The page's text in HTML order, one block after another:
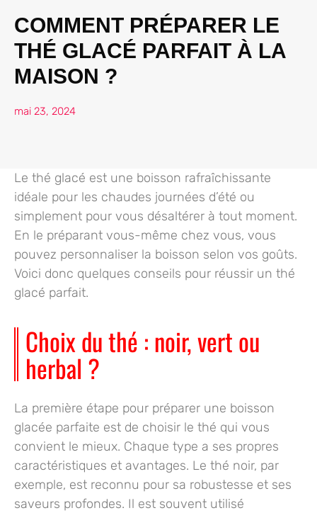
COMMENT PRÉPARER LE
THÉ GLACÉ PARFAIT À LA
MAISON ?
mai 23, 2024
Le thé glacé est une boisson rafraîchissante
idéale pour les chaudes journées d’été ou
simplement pour vous désaltérer à tout moment.
En le préparant vous-même chez vous, vous
pouvez personnaliser la boisson selon vos goûts.
Voici donc quelques conseils pour réussir un thé
glacé parfait.
Choix du thé : noir, vert ou
herbal ?
La première étape pour préparer une boisson
glacée parfaite est de choisir le thé qui vous
convient le mieux. Chaque type a ses propres
caractéristiques et avantages. Le thé noir, par
exemple, est reconnu pour sa robustesse et ses
saveurs profondes. Il est souvent utilisé